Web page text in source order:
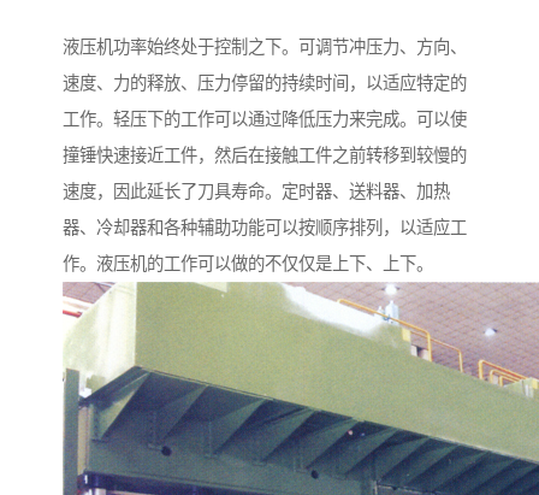
液压机功率始终处于控制之下。可调节冲压力、方向、
速度、力的释放、压力停留的持续时间，以适应特定的
工作。轻压下的工作可以通过降低压力来完成。可以使
撞锤快速接近工件，然后在接触工件之前转移到较慢的
速度，因此延长了刀具寿命。定时器、送料器、加热
器、冷却器和各种辅助功能可以按顺序排列，以适应工
作。液压机的工作可以做的不仅仅是上下、上下。